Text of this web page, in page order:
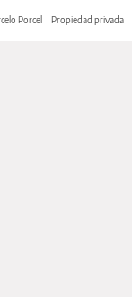
Porcel Propiedad privada